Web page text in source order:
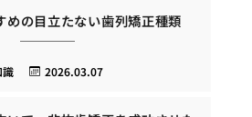
めの目立たない歯列矯正種類
2026.03.07
識